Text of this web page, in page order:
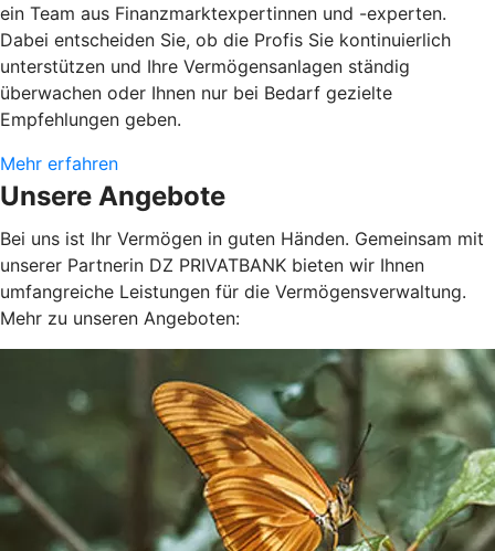
ein Team aus Finanzmarktexpertinnen und -experten.
Dabei entscheiden Sie, ob die Profis Sie kontinuierlich
unterstützen und Ihre Vermögensanlagen ständig
überwachen oder Ihnen nur bei Bedarf gezielte
Empfehlungen geben.
Mehr erfahren
Unsere Angebote
Bei uns ist Ihr Vermögen in guten Händen. Gemeinsam mit
unserer Partnerin DZ PRIVATBANK bieten wir Ihnen
umfangreiche Leistungen für die Vermögensverwaltung.
Mehr zu unseren Angeboten: